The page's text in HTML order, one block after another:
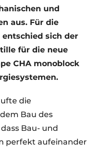
und
aus. Für die
sich der
für die neue
CHA monoblock
die
Bau des
Bau- und
perfekt aufeinander